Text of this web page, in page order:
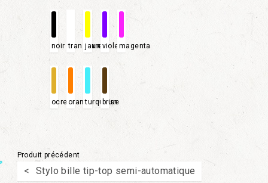
noir transparent
jaunevioletmagenta
ocre orangeturquoise
brun
Produit précédent
Stylo bille tip-top semi-automatique